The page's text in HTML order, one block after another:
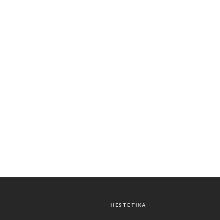
HESTETIKA